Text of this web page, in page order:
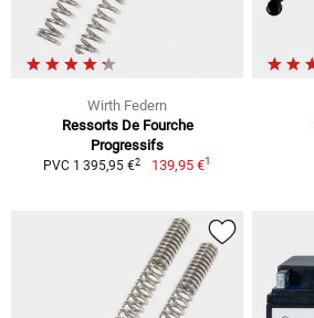
Wirth Federn
Ressorts De Fourche
Progressifs
PVC 1 395,95 €2 139,95 €1